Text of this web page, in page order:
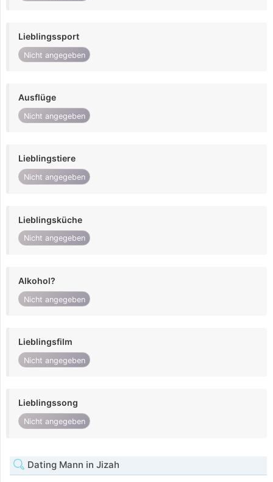
Lieblingssport
Nicht angegeben
Ausflüge
Nicht angegeben
Lieblingstiere
Nicht angegeben
Lieblingsküche
Nicht angegeben
Alkohol?
Nicht angegeben
Lieblingsfilm
Nicht angegeben
Lieblingssong
Nicht angegeben
Dating Mann in Jizah